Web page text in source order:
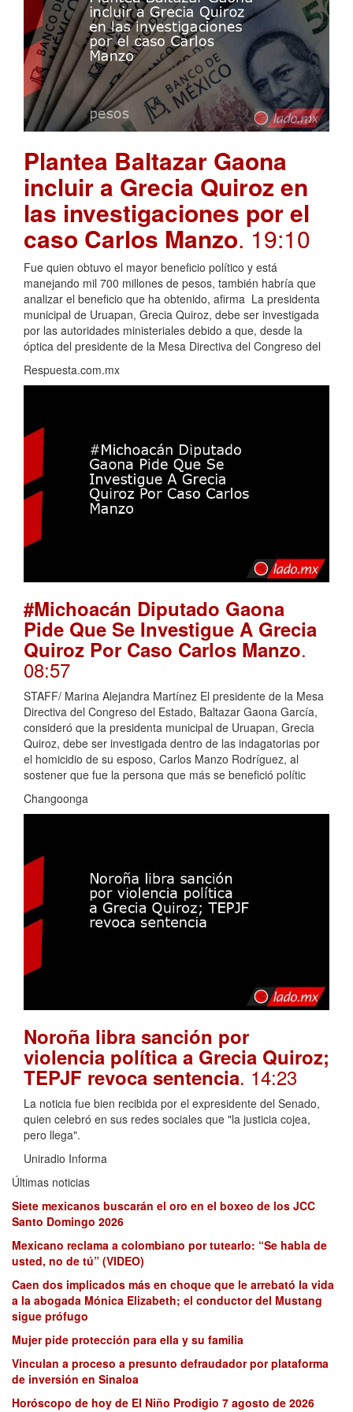
Plantea Baltazar Gaona
incluir a Grecia Quiroz en
las investigaciones por el
caso Carlos Manzo. 19:10
Fue quien obtuvo el mayor beneficio político y está
manejando mil 700 millones de pesos, también habría que
analizar el beneficio que ha obtenido, afirma La presidenta
municipal de Uruapan, Grecia Quiroz, debe ser investigada
por las autoridades ministeriales debido a que, desde la
óptica del presidente de la Mesa Directiva del Congreso del
Respuesta.com.mx
#Michoacán Diputado Gaona
Pide Que Se Investigue A Grecia
Quiroz Por Caso Carlos Manzo.
08:57
STAFF/ Marina Alejandra Martínez El presidente de la Mesa
Directiva del Congreso del Estado, Baltazar Gaona García,
consideró que la presidenta municipal de Uruapan, Grecia
Quiroz, debe ser investigada dentro de las indagatorias por
el homicidio de su esposo, Carlos Manzo Rodríguez, al
sostener que fue la persona que más se benefició polític
Changoonga
Noroña libra sanción por
violencia política a Grecia Quiroz;
TEPJF revoca sentencia. 14:23
La noticia fue bien recibida por el expresidente del Senado,
quien celebró en sus redes sociales que "la justicia cojea,
pero llega".
Uniradio Informa
Últimas noticias
Siete mexicanos buscarán el oro en el boxeo de los JCC
Santo Domingo 2026
Mexicano reclama a colombiano por tutearlo: “Se habla de
usted, no de tú” (VIDEO)
Caen dos implicados más en choque que le arrebató la vida
a la abogada Mónica Elizabeth; el conductor del Mustang
sigue prófugo
Mujer pide protección para ella y su familia
Vinculan a proceso a presunto defraudador por plataforma
de inversión en Sinaloa
Horóscopo de hoy de El Niño Prodigio 7 agosto de 2026